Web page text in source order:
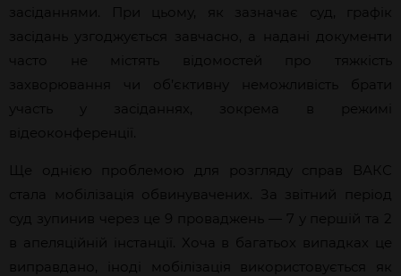
засіданнями. При цьому, як зазначає суд, графік
засідань узгоджується завчасно, а надані документи
часто не містять відомостей про тяжкість
захворювання чи об’єктивну неможливість брати
участь у засіданнях, зокрема в режимі
відеоконференції.
Ще однією проблемою для розгляду справ ВАКС
стала мобілізація обвинувачених. За звітний період
суд зупинив через це 9 проваджень — 7 у першій та 2
в апеляційній інстанції. Хоча в багатьох випадках це
виправдано, іноді мобілізація використовується як